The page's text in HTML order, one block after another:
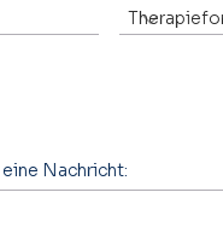
Nachricht: